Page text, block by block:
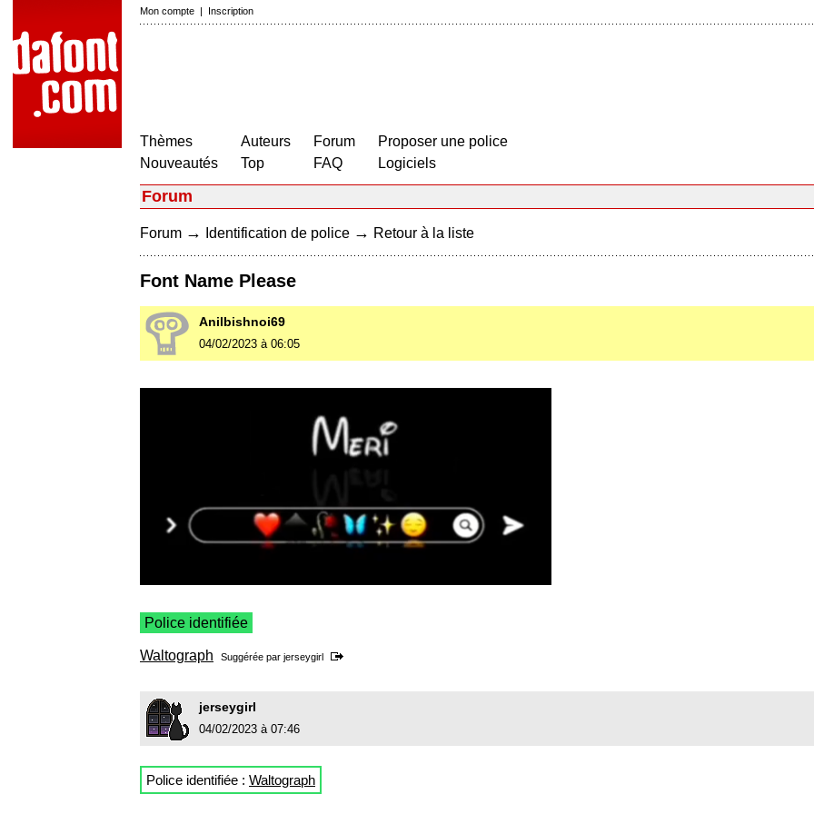
Mon compte | Inscription
Thèmes
Nouveautés
Auteurs
Top
Forum
FAQ
Proposer une police
Logiciels
Forum
Forum → Identification de police → Retour à la liste
Font Name Please
Anilbishnoi69
04/02/2023 à 06:05
Police identifiée
Waltograph Suggérée par jerseygirl
jerseygirl
04/02/2023 à 07:46
Police identifiée : Waltograph